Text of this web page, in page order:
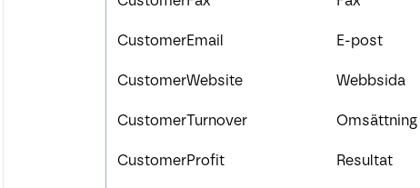
CustomerEmail E-post
CustomerWebsite Webbsida
CustomerTurnover Omsättning
CustomerProfit Resultat